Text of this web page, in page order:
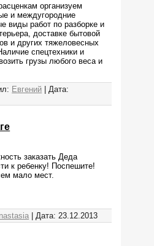
организуем
и междугородние
виды работ по разборке и
доставке бытовой
и других тяжеловесных
спецтехники и
грузы любого веса и
Евгений | Дата:
заказать Деда
к ребенку! Поспешите!
мало мест.
| Дата: 23.12.2013